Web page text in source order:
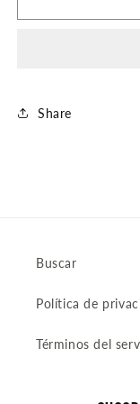
DIJE
Share
Buscar
Política de
Términos del